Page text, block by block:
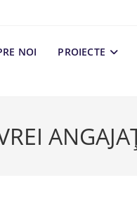
NOI PROIECTE